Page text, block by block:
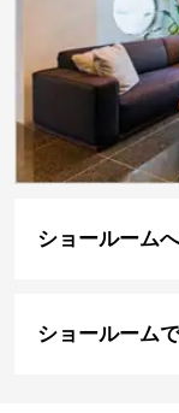
ショールーム
ショールーム